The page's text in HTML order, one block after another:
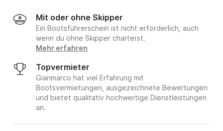
Mit oder ohne Skipper
Ein Bootsführerschein ist nicht erforderlich, auch
wenn du ohne Skipper charterst.
Mehr erfahren
Topvermieter
Gianmarco hat viel Erfahrung mit
Bootsvermietungen, ausgezeichnete Bewertungen
und bietet qualitativ hochwertige Dienstleistungen
an.